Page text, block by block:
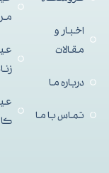
اخبار و
مقالات
درباره ما
تماس با ما